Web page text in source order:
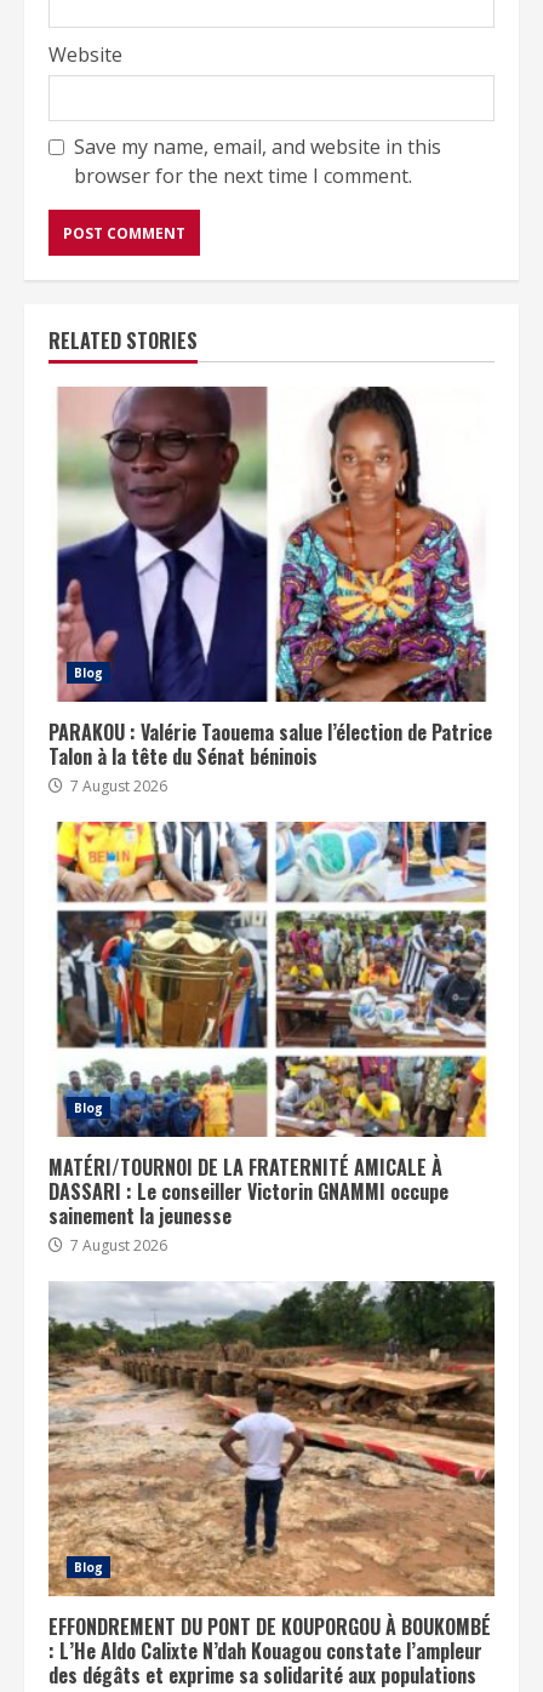
Website
Save my name, email, and website in this
browser for the next time I comment.
RELATED STORIES
Blog
PARAKOU : Valérie Taouema salue l’élection de Patrice
Talon à la tête du Sénat béninois
7 August 2026
Blog
MATÉRI/TOURNOI DE LA FRATERNITÉ AMICALE À
DASSARI : Le conseiller Victorin GNAMMI occupe
sainement la jeunesse
7 August 2026
Blog
EFFONDREMENT DU PONT DE KOUPORGOU À BOUKOMBÉ
: L’He Aldo Calixte N’dah Kouagou constate l’ampleur
des dégâts et exprime sa solidarité aux populations